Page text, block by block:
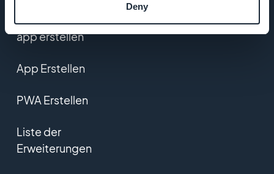
Deny
e-Commerce
app erstellen
App Erstellen
PWA Erstellen
Liste der
Erweiterungen